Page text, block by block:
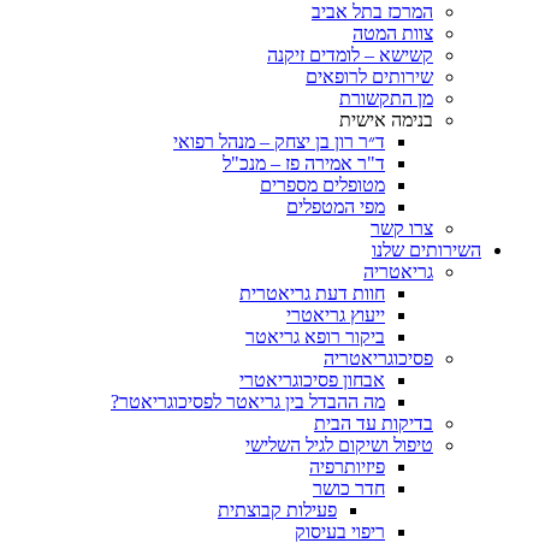
המרכז בתל אביב
צוות המטה
קשישא – לומדים זיקנה
שירותים לרופאים
מן התקשורת
בנימה אישית
ד״ר רון בן יצחק – מנהל רפואי
ד"ר אמירה פז – מנכ"ל
מטופלים מספרים
מפי המטפלים
שלנו
גריאטריה
חוות דעת גריאטרית
ייעוץ גריאטרי
ביקור רופא גריאטר
פסיכוגריאטריה
אבחון פסיכוגריאטרי
מה ההבדל בין גריאטר לפסיכוגריאטר?
בדיקות עד הבית
טיפול ושיקום לגיל השלישי
פיזיותרפיה
חדר כושר
פעילות קבוצתית
ריפוי בעיסוק